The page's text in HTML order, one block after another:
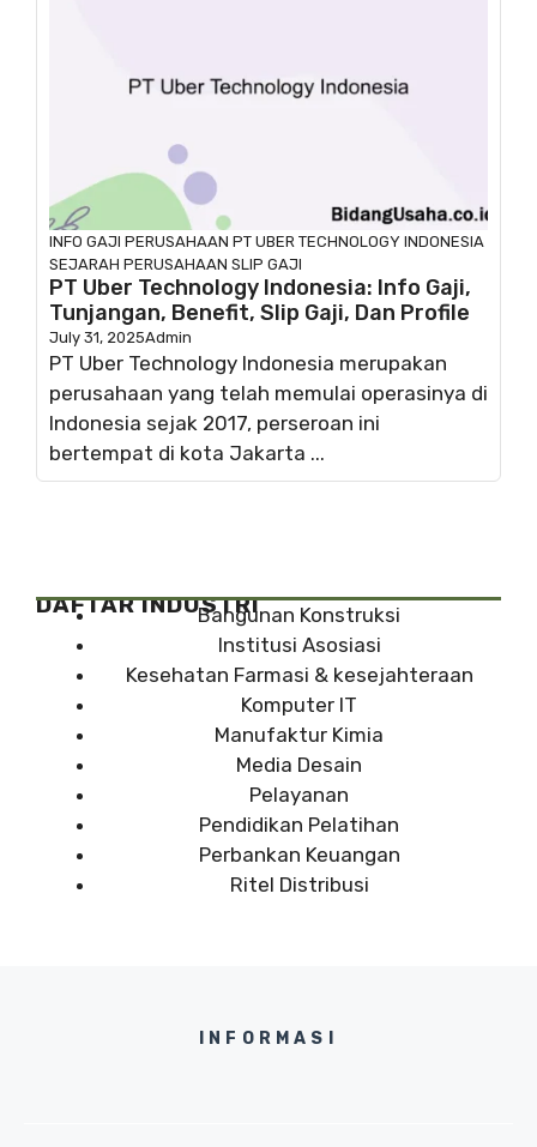
INFO GAJI PERUSAHAAN PT UBER TECHNOLOGY INDONESIA
SEJARAH PERUSAHAAN SLIP GAJI
PT Uber Technology Indonesia: Info Gaji,
Tunjangan, Benefit, Slip Gaji, Dan Profile
July 31, 2025Admin
PT Uber Technology Indonesia merupakan
perusahaan yang telah memulai operasinya di
Indonesia sejak 2017, perseroan ini
bertempat di kota Jakarta ...
DAFTAR INDUSTRIBangunan Konstruksi
Institusi Asosiasi
Kesehatan Farmasi & kesejahteraan
Komputer IT
Manufaktur Kimia
Media Desain
Pelayanan
Pendidikan Pelatihan
Perbankan Keuangan
Ritel Distribusi
INFORMASI